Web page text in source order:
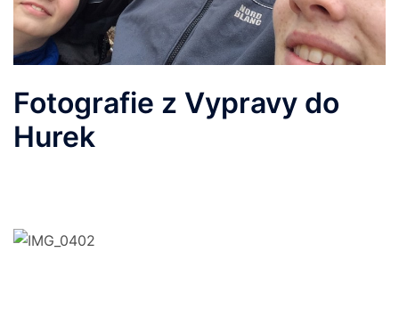
Fotografie z Vypravy do
Hurek